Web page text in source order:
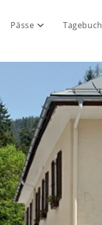
Pässe Tagebuch